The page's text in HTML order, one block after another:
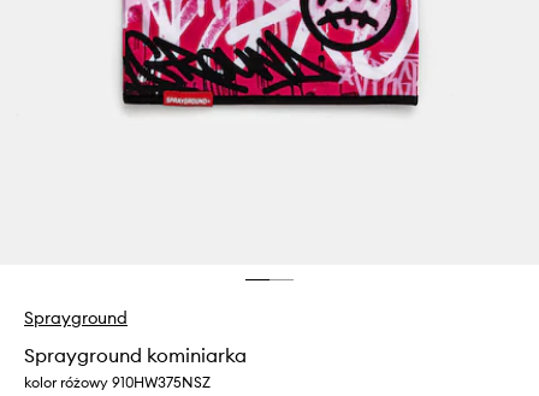
Sprayground
Sprayground kominiarka
kolor różowy 910HW375NSZ